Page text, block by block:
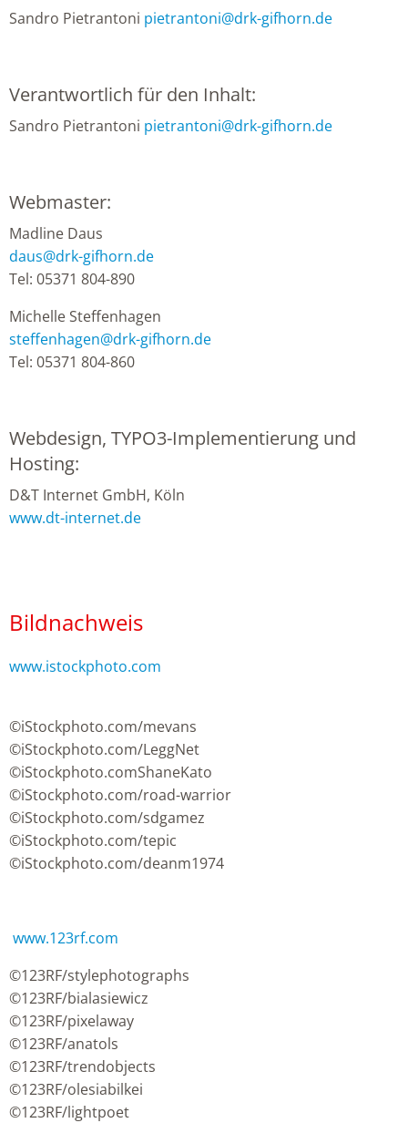
Sandro Pietrantoni pietrantoni@drk-gifhorn.de
Verantwortlich für den Inhalt:
Sandro Pietrantoni pietrantoni@drk-gifhorn.de
Webmaster:
Madline Daus
daus@drk-gifhorn.de
Tel: 05371 804-890
Michelle Steffenhagen
steffenhagen@drk-gifhorn.de
Tel: 05371 804-860
Webdesign, TYPO3-Implementierung und
Hosting:
D&T Internet GmbH, Köln
www.dt-internet.de
Bildnachweis
www.istockphoto.com
©iStockphoto.com/mevans
©iStockphoto.com/LeggNet
©iStockphoto.comShaneKato
©iStockphoto.com/road-warrior
©iStockphoto.com/sdgamez
©iStockphoto.com/tepic
©iStockphoto.com/deanm1974
www.123rf.com
©123RF/stylephotographs
©123RF/bialasiewicz
©123RF/pixelaway
©123RF/anatols
©123RF/trendobjects
©123RF/olesiabilkei
©123RF/lightpoet